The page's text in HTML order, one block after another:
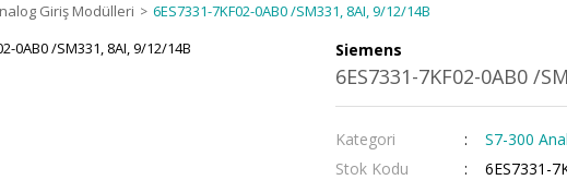
Giriş Modülleri 6ES7331-7KF02-0AB0 /SM331, 8AI, 9/12/14B
Siemens
6ES7331-7KF02-0AB0 /
Kategori
S7-300
Stok Kodu
6ES7331-